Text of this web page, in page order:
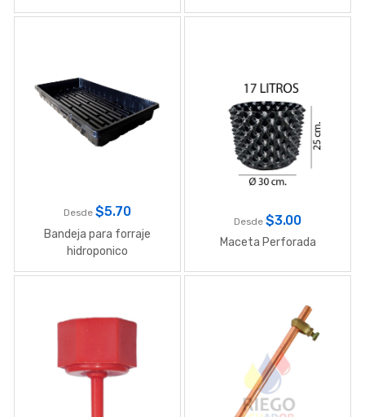
Desde $5.70
Bandeja para forraje
hidroponico
Desde $3.00
Maceta Perforada